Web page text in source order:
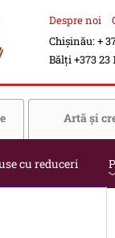
Despre noi
Chișinău: +
Bălți +373 23
Artă şi
cu reduceri